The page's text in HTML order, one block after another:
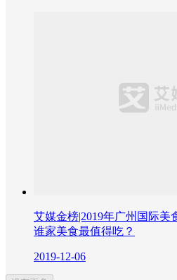
艾媒金榜|2019年广州国际美
谁家美食最值得吃？
2019-12-06